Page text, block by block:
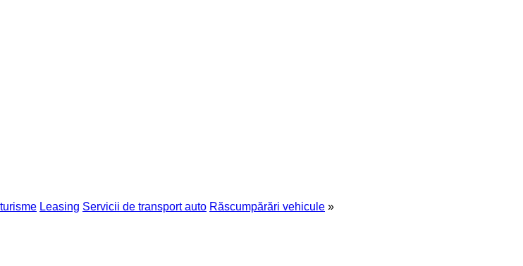
Leasing Servicii de transport auto Răscumpărări vehicule »